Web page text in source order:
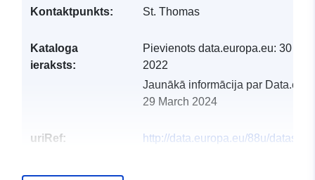
Kontaktpunkts: St. Thomas
Kataloga
ieraksts:
Pievienots data.europa.eu: 30
2022
Jaunākā informācija par
29 March 2024
uriRef:
http://data.europa.eu/88u/